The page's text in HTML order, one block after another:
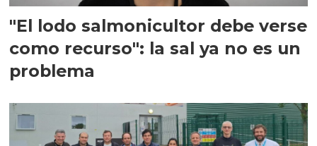
"El lodo salmonicultor debe verse
como recurso": la sal ya no es un
problema